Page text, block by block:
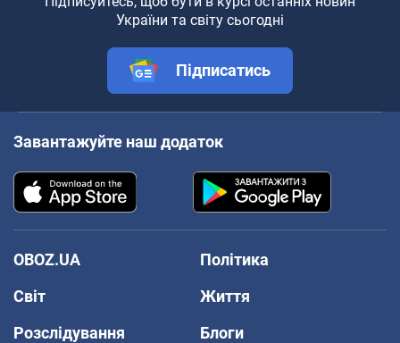
України та світу сьогодні
Підписатись
Завантажуйте наш додаток
OBOZ.UA
Політика
Світ
Життя
Розслідування
Блоги